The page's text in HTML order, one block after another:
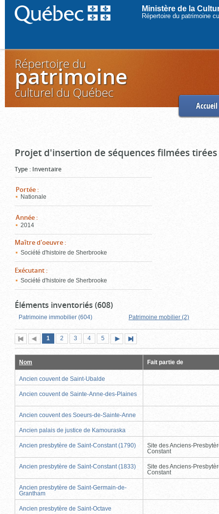
Ministère de la
Répertoire du patrimoine
Répertoire du
patrimoine
culturel du Québec
Accueil
Projet d'insertion de séquences filmées
Type : Inventaire
Portée :
Nationale
Année :
2014
Maître d'oeuvre :
Société d'histoire de Sherbrooke
Exécutant :
Société d'histoire de Sherbrooke
Éléments inventoriés (608)
Patrimoine immobilier (604) Patrimoine mobilier (2)
Première
page
Page
précédente
Page
1 (page
actuelle)
Page
2 Page
3 Page
4 Page
5
suivante
page
Nom Fait partie de
Ancien couvent de Saint-Ubalde
Ancien couvent de Sainte-Anne-des-Plaines
Ancien couvent des Soeurs-de-Sainte-Anne
Ancien palais de justice de Kamouraska
Ancien presbytère de Saint-Constant (1790)
Site des Anciens-
Constant
Ancien presbytère de Saint-Constant (1833)
Site des Anciens-
Constant
Ancien presbytère de Saint-Germain-de-
Grantham
Ancien presbytère de Saint-Octave